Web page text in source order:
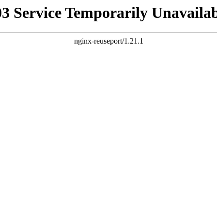
Service Temporarily
nginx-reuseport/1.21.1